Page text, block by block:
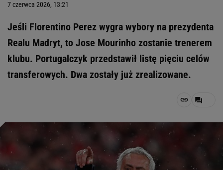
7 czerwca 2026, 13:21
Jeśli Florentino Perez wygra wybory na prezydenta
Realu Madryt, to Jose Mourinho zostanie trenerem
klubu. Portugalczyk przedstawił listę pięciu celów
transferowych. Dwa zostały już zrealizowane.